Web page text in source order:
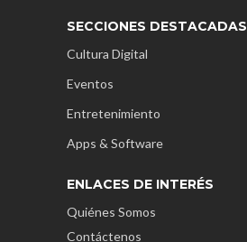
SECCIONES DESTACADAS
Cultura Digital
Eventos
Entretenimiento
Apps & Software
ENLACES DE INTERÉS
Quiénes Somos
Contáctenos